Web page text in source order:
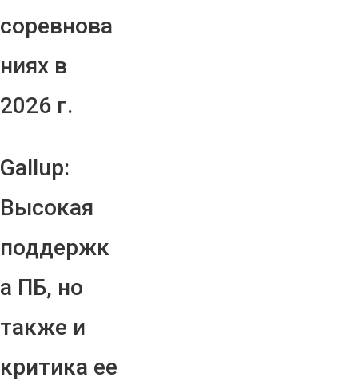
соревнова
ниях в
2026 г.
Gallup:
Высокая
поддержк
а ПБ, но
также и
критика ее